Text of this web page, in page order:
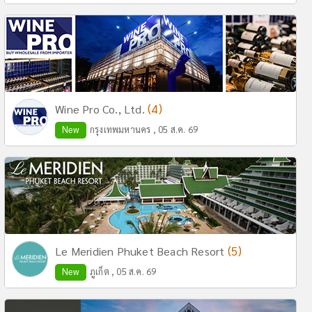
Wine Pro Co., Ltd.(4)
New กรุงเทพมหานคร , 05 ส.ค. 69
Le Meridien Phuket Beach Resort (5)
New ภูเก็ต , 05 ส.ค. 69